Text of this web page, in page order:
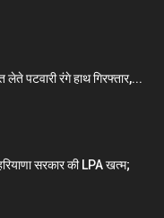
लेते पटवारी रंगे हाथ गिरफ्तार,...
सरकार की LPA खत्म;